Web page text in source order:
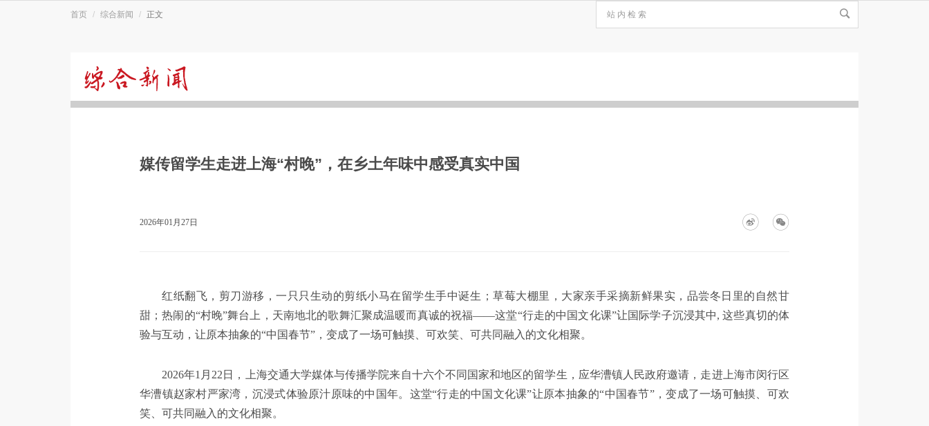
首页 综合新闻 正文
新
闻
媒传留学生走进上海“村晚”，在乡土年味中感受真实中国
2026年01月27日
红纸翻飞，剪刀游移，一只只生动的剪纸小马在留学生手中诞生；草莓大棚里，大家亲手采摘新鲜果实，品尝冬日里的自然甘
甜；热闹的“村晚”舞台上，天南地北的歌舞汇聚成温暖而真诚的祝福——这堂“行走的中国文化课”让国际学子沉浸其中, 这些真切的体
验与互动，让原本抽象的“中国春节”，变成了一场可触摸、可欢笑、可共同融入的文化相聚。
2026年1月22日，上海交通大学媒体与传播学院来自十六个不同国家和地区的留学生，应华漕镇人民政府邀请，走进上海市闵行区
华漕镇赵家村严家湾，沉浸式体验原汁原味的中国年。这堂“行走的中国文化课”让原本抽象的“中国春节”，变成了一场可触摸、可欢
笑、可共同融入的文化相聚。